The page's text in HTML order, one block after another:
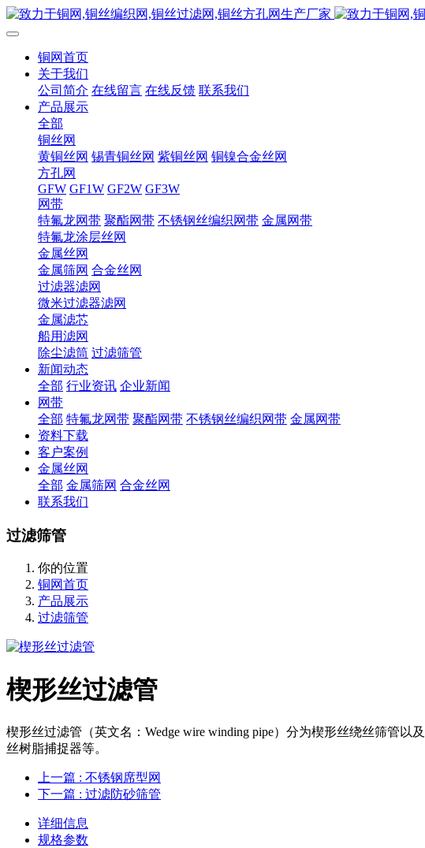
铜网首页
关于我们
公司简介 在线留言 在线反馈 联系我们
产品展示
全部
铜丝网
黄铜丝网 锡青铜丝网 紫铜丝网 铜镍合金丝网
方孔网
GFW GF1W GF2W GF3W
网带
特氟龙网带 聚酯网带 不锈钢丝编织网带 金属网带
特氟龙涂层丝网
金属丝网
金属筛网 合金丝网
过滤器滤网
微米过滤器滤网
金属滤芯
船用滤网
除尘滤筒 过滤筛管
新闻动态
全部 行业资讯 企业新闻
网带
全部 特氟龙网带 聚酯网带 不锈钢丝编织网带 金属网带
资料下载
客户案例
金属丝网
全部 金属筛网 合金丝网
联系我们
过滤筛管
你的位置
铜网首页
产品展示
过滤筛管
楔形丝过滤管
楔形丝过滤管（英文名：Wedge wire winding pipe）分为楔形丝绕丝筛管
丝树脂捕捉器等。
上一篇 : 不锈钢席型网
下一篇 : ​过滤防砂筛管
详细信息
规格参数